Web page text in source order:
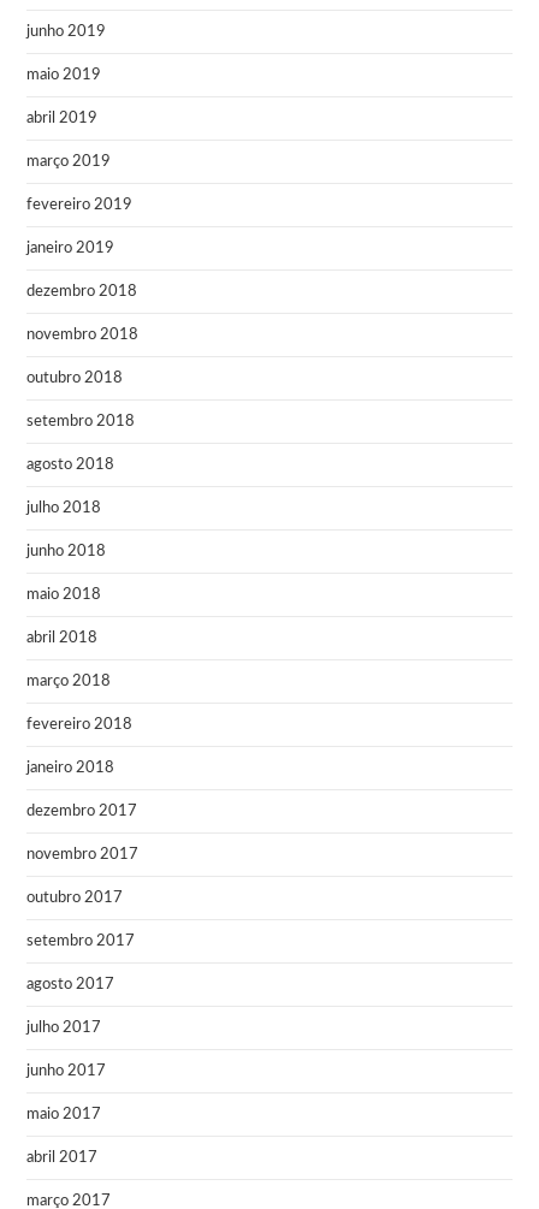
junho 2019
maio 2019
abril 2019
março 2019
fevereiro 2019
janeiro 2019
dezembro 2018
novembro 2018
outubro 2018
setembro 2018
agosto 2018
julho 2018
junho 2018
maio 2018
abril 2018
março 2018
fevereiro 2018
janeiro 2018
dezembro 2017
novembro 2017
outubro 2017
setembro 2017
agosto 2017
julho 2017
junho 2017
maio 2017
abril 2017
março 2017